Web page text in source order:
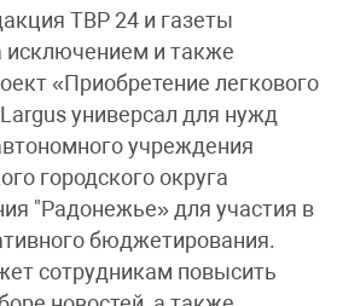
ТВР 24 и газеты
исключением и также
«Приобретение легкового
универсал для нужд
учреждения
городского округа
"Радонежье» для участия в
бюджетирования.
сотрудникам повысить